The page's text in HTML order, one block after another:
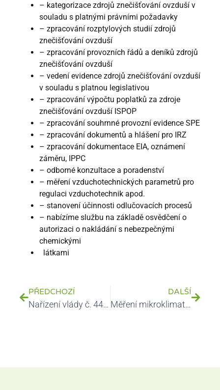
– kategorizace zdrojů znečišťování ovzduší v
souladu s platnými právními požadavky
– zpracování rozptylových studií zdrojů
znečišťování ovzduší
– zpracování provozních řádů a deníků zdrojů
znečišťování ovzduší
– vedení evidence zdrojů znečišťování ovzduší
v souladu s platnou legislativou
– zpracování výpočtu poplatků za zdroje
znečišťování ovzduší ISPOP
– zpracování souhrnné provozní evidence SPE
– zpracování dokumentů a hlášení pro IRZ
– zpracování dokumentace EIA, oznámení
záměru, IPPC
– odborné konzultace a poradenství
– měření vzduchotechnických parametrů pro
regulaci vzduchotechnik apod.
– stanovení účinnosti odlučovacích procesů
– nabízíme službu na základě osvědčení o
autorizaci o nakládání s nebezpečnými
chemickými
látkami
PŘEDCHOZÍ
Nařízení vlády č. 445/2021Sb., kterým se mění nařízení vlády č.401/2015 Sb.
DALŠÍ
Měření mikroklimatických podmínek